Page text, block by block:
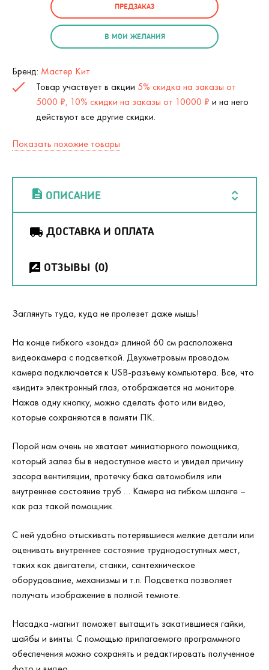
ПРЕДЗАКАЗ
В МОИ ЖЕЛАНИЯ
Бренд: Мастер Кит
Товар участвует в акции 5% скидка на заказы от
5000 ₽, 10% скидки на заказы от 10000 ₽ и на него
действуют все другие скидки.
Показать похожие товары
ОПИСАНИЕ
ДОСТАВКА И ОПЛАТА
ОТЗЫВЫ (0)
Заглянуть туда, куда не пролезет даже мышь!
На конце гибкого «зонда» длиной 60 см расположена
видеокамера с подсветкой. Двухметровым проводом
камера подключается к USB-разъему компьютера. Все, что
«видит» электронный глаз, отображается на мониторе.
Нажав одну кнопку, можно сделать фото или видео,
которые сохраняются в памяти ПК.
Порой нам очень не хватает миниатюрного помощника,
который залез бы в недоступное место и увидел причину
засора вентиляции, протечку бака автомобиля или
внутреннее состояние труб … Камера на гибком шланге –
как раз такой помощник.
С ней удобно отыскивать потерявшиеся мелкие детали или
оценивать внутреннее состояние труднодоступных мест,
таких как двигатели, станки, сантехническое
оборудование, механизмы и т.п. Подсветка позволяет
получать изображение в полной темноте.
Насадка-магнит поможет вытащить закатившиеся гайки,
шайбы и винты. С помощью прилагаемого программного
обеспечения можно сохранять и редактировать полученное